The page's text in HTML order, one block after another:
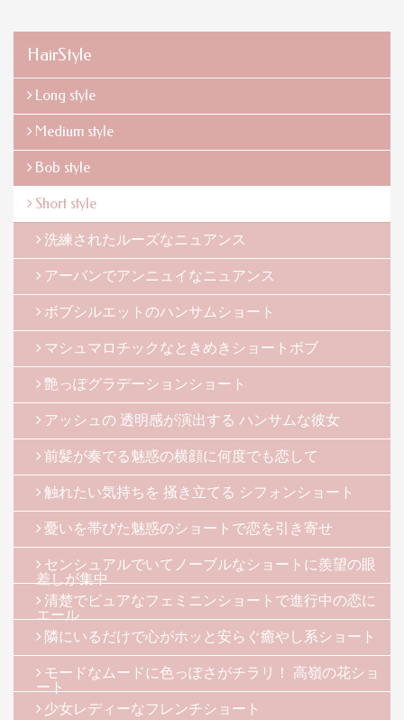
HairStyle
Long style
Medium style
Bob style
Short style
洗練されたルーズなニュアンス
アーバンでアンニュイなニュアンス
ボブシルエットのハンサムショート
マシュマロチックなときめきショートボブ
艶っぽグラデーションショート
アッシュの 透明感が演出する ハンサムな彼女
前髪が奏でる魅惑の横顔に何度でも恋して
触れたい気持ちを 掻き立てる シフォンショート
憂いを帯びた魅惑のショートで恋を引き寄せ
センシュアルでいてノーブルなショートに羨望の眼
差しが集中
清楚でピュアなフェミニンショートで進行中の恋に
エール
隣にいるだけで心がホッと安らぐ癒やし系ショート
モードなムードに色っぽさがチラリ！ 高嶺の花ショ
ート
少女レディーなフレンチショート